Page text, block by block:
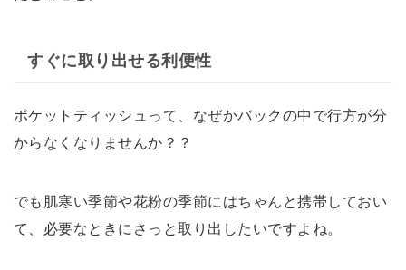
すぐに取り出せる利便性
ポケットティッシュって、なぜかバックの中で行方が分
からなくなりませんか？？
でも肌寒い季節や花粉の季節にはちゃんと携帯しておい
て、必要なときにさっと取り出したいですよね。